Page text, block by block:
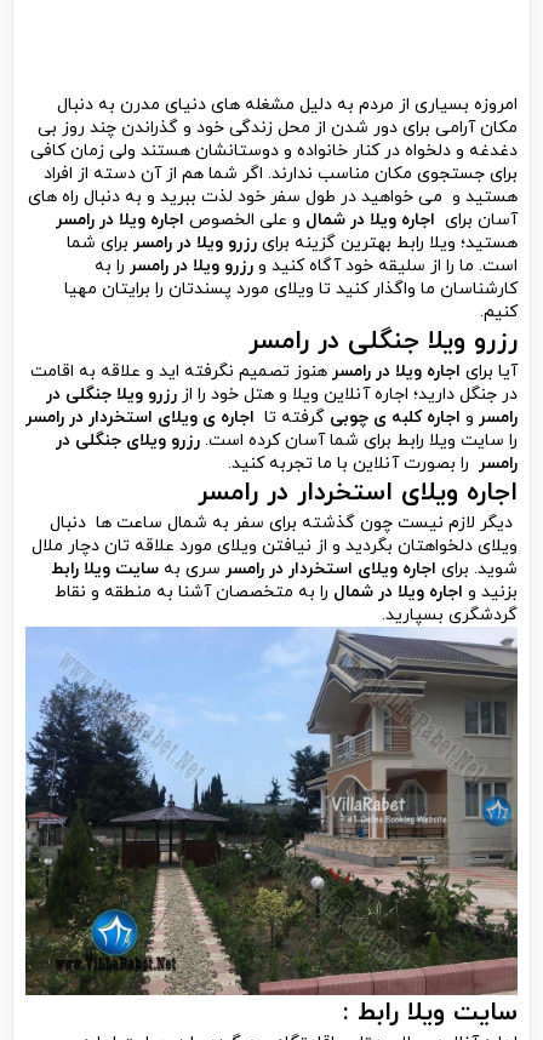
امروزه بسیاری از مردم به دلیل مشغله های دنیای مدرن به دنبال
مکان آرامی برای دور شدن از محل زندگی خود و گذراندن چند روز بی
دغدغه و دلخواه در کنار خانواده و دوستانشان هستند ولی زمان کافی
برای جستجوی مکان مناسب ندارند. اگر شما هم از آن دسته از افراد
هستید و می خواهید در طول سفر خود لذت ببرید و به دنبال راه های
آسان برای اجاره ویلا در شمال و علی الخصوص اجاره ویلا در رامسر
هستید؛ ویلا رابط بهترین گزینه برای رزرو ویلا در رامسر برای شما
است. ما را از سلیقه خود آگاه کنید و رزرو ویلا در رامسر را به
کارشناسان ما واگذار کنید تا ویلای مورد پسندتان را برایتان مهیا
کنیم.
رزرو ویلا جنگلی در رامسر
آیا برای اجاره ویلا در رامسر هنوز تصمیم نگرفته اید و علاقه به اقامت
در جنگل دارید؛ اجاره آنلاین ویلا و هتل خود را از رزرو ویلا جنگلی در
رامسر و اجاره کلبه ی چوبی گرفته تا اجاره ی ویلای استخردار در رامسر
را سایت ویلا رابط برای شما آسان کرده است. رزرو ویلای جنگلی در
رامسر را بصورت آنلاین با ما تجربه کنید.
اجاره ویلای استخردار در رامسر
دیگر لازم نیست چون گذشته برای سفر به شمال ساعت ها دنبال
ویلای دلخواهتان بگردید و از نیافتن ویلای مورد علاقه تان دچار ملال
شوید. برای اجاره ویلای استخردار در رامسر سری به سایت ویلا رابط
بزنید و اجاره ویلا در شمال را به متخصصان آشنا به منطقه و نقاط
گردشگری بسپارید.
سایت ویلا رابط :